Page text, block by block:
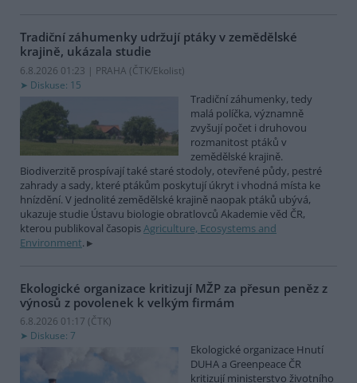
Tradiční záhumenky udržují ptáky v zemědělské
krajině, ukázala studie
6.8.2026 01:23 | PRAHA (ČTK/Ekolist)
Diskuse: 15
Tradiční záhumenky, tedy
malá políčka, významně
zvyšují počet i druhovou
rozmanitost ptáků v
zemědělské krajině.
Biodiverzitě prospívají také staré stodoly, otevřené půdy, pestré
zahrady a sady, které ptákům poskytují úkryt i vhodná místa ke
hnízdění. V jednolité zemědělské krajině naopak ptáků ubývá,
ukazuje studie Ústavu biologie obratlovců Akademie věd ČR,
kterou publikoval časopisAgriculture, Ecosystems and
Environment.
Ekologické organizace kritizují MŽP za přesun peněz z
výnosů z povolenek k velkým firmám
6.8.2026 01:17 (ČTK)
Diskuse: 7
Ekologické organizace Hnutí
DUHA a Greenpeace ČR
kritizují ministerstvo životního